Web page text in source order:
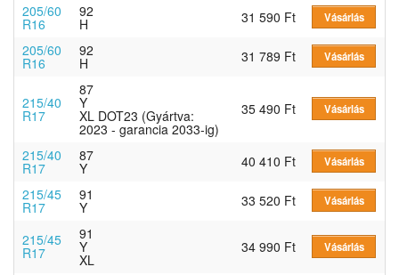
205/60
R16
92
H 31 590 Ft Vásárlás
205/60
R16
92
H 31 789 Ft Vásárlás
215/40
R17
87
Y
XL DOT23 (Gyártva:
2023 - garancia 2033-ig)
35 490 Ft Vásárlás
215/40
R17
87
Y 40 410 Ft Vásárlás
215/45
R17
91
Y 33 520 Ft Vásárlás
215/45
R17
91
Y
XL
34 990 Ft Vásárlás